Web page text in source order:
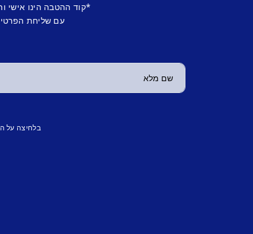
*קוד ההטבה הינו אישי
עם שליחת
בלחיצה על